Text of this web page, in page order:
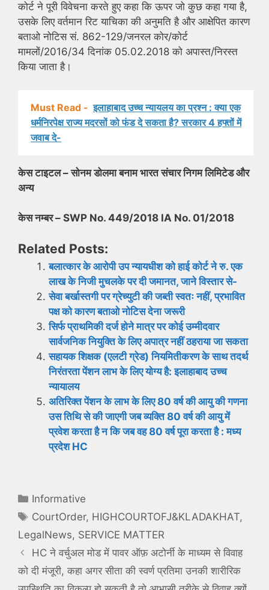
कोर्ट ने पूरी विवेचना करते हुए कहा कि ऊपर जो कुछ कहा गया है,
उसके लिए वर्तमान रिट याचिका की अनुमति है और आक्षेपित कारण
बताओ नोटिस सं. 862-129/जनरल कोर/कोर्ट
मामलों/2016/34 दिनांक 05.02.2018 को अपास्त/निरस्त
किया जाता है।
Must Read - इलाहाबाद उच्च न्यायलय का प्रश्न : क्या एक
धर्मनिरपेक्ष राज्य मदरसों को फंड दे सकता है? सरकार 4 हफ्तों में
जवाब दे-
केस टाइटल – सोनम डोलमा बनाम भारत संचार निगम लिमिटेड और
अन्य
केस नम्बर – SWP No. 449/2018 IA No. 01/2018
Related Posts:
बलात्कार के आरोपी उप न्यायधीश को हाई कोर्ट ने रु. एक
लाख के निजी मुचलके पर दी जमानत, जाने विस्तार से-
सेवा बर्खास्तगी पर ग्रेच्युटी की जब्ती स्वतः नहीं, प्रभावित
पक्ष को कारण बताओ नोटिस देना जरूरी
सिर्फ प्राथमिकी दर्ज होने मात्र पर कोई उम्मीदवार
सार्वजनिक नियुक्ति के लिए अपात्र नहीं ठहराया जा सकता
सहायक शिक्षक (एलटी ग्रेड) नियमितीकरण के साथ तदर्थ
निरंतरता पेंशन लाभ के लिए योग्य है: इलाहाबाद उच्च
न्यायालय
अतिरिक्त पेंशन के लाभ के लिए 80 वर्ष की आयु की गणना
उस तिथि से की जाएगी जब व्यक्ति 80 वर्ष की आयु में
प्रवेश करता है न कि जब वह 80 वर्ष पूरा करता है : मध्य
प्रदेश HC
Categories
Informative
Tags
CourtOrder, HIGHCOURTOFJ&KLADAKHAT,
LegalNews, SERVICE MATTER
HC ने वर्चुअल मोड में पावर ऑफ़ अटोर्नी के माध्यम से विवाह
को दी मंजूरी, कहा अगर सीता की स्वर्ण प्रतिमा उनकी शारीरिक